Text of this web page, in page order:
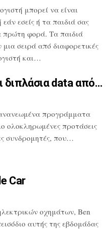
μπορεί να είναι
εάνεσείς ή τα παιδιά σας
πρώτη φορά. Τα παιδιά
μια σειρά από διαφορετικές
και…
διπλάσια data από…
προγράμματα
ολοκληρωμένες προτάσεις
συνδρομητές, που…
Car
οχημάτων, Ben
αυτής της εβδομάδας